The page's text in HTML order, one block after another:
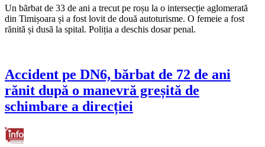
Un bărbat de 33 de ani a trecut pe roșu la o intersecție aglomerată
din Timișoara și a fost lovit de două autoturisme. O femeie a fost
rănită și dusă la spital. Poliția a deschis dosar penal.
Accident pe DN6, bărbat de 72 de ani
rănit după o manevră greșită de
schimbare a direcției